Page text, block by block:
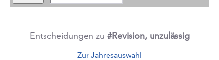
Entscheidungen zu #Revision, unzulässig
Zur Jahresauswahl